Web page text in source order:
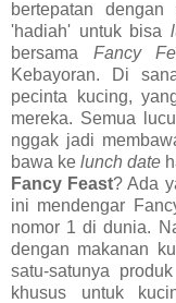
bertepatan
'hadiah' untuk bisa
bersama Fancy
Kebayoran. Di
pecinta kucing,
mereka. Semua
nggak jadi
bawa ke lunch date
Fancy Feast? Ada
ini mendengar
nomor 1 di dunia.
dengan makanan
satu-satunya produk
khusus untuk